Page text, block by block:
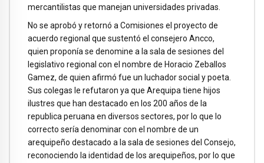
mercantilistas que manejan universidades privadas.
No se aprobó y retornó a Comisiones el proyecto de
acuerdo regional que sustentó el consejero Ancco,
quien proponía se denomine a la sala de sesiones del
legislativo regional con el nombre de Horacio Zeballos
Gamez, de quien afirmó fue un luchador social y poeta.
Sus colegas le refutaron ya que Arequipa tiene hijos
ilustres que han destacado en los 200 años de la
republica peruana en diversos sectores, por lo que lo
correcto sería denominar con el nombre de un
arequipeño destacado a la sala de sesiones del Consejo,
reconociendo la identidad de los arequipeños, por lo que